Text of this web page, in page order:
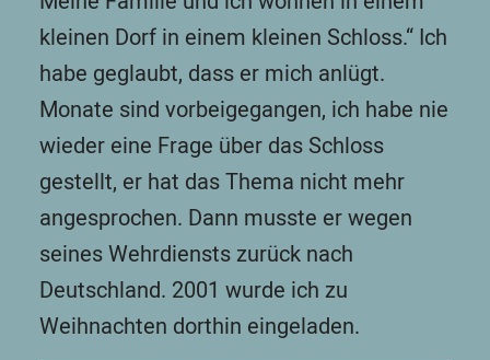
kleinen Dorf in einem kleinen Schloss.“ Ich
habe geglaubt, dass er mich anlügt.
Monate sind vorbeigegangen, ich habe nie
wieder eine Frage über das Schloss
gestellt, er hat das Thema nicht mehr
angesprochen. Dann musste er wegen
seines Wehrdiensts zurück nach
Deutschland. 2001 wurde ich zu
Weihnachten dorthin eingeladen.